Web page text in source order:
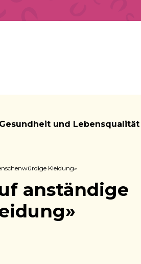
Gesundheit und Lebensqualität
Kleidung»
anständige